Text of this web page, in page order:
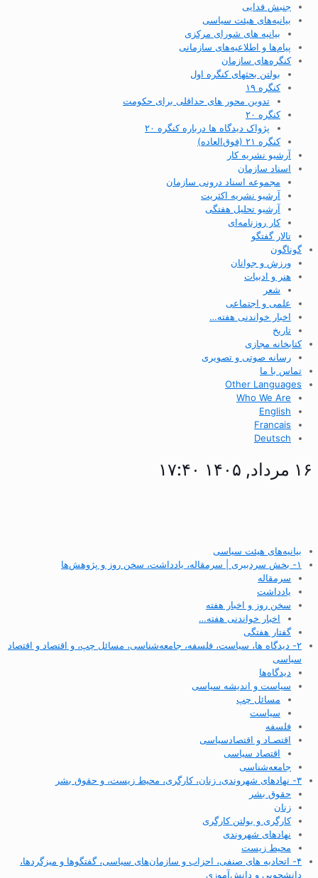
جنبش فدایی
بیانیه‌های هیئت سیاسی
بیانیه های شورای مرکزی
پیام‌ها و اطلاعیه‌های سازمانی
کنگره‌های سازمان
بولتن بحثهای کنگره اول
کنگره ۱۹
تدوین محور های حداقلی برای حکومت
کنگره ۲۰
پژواک دیدگاه ها درباره کنگره ۲۰
کنگره ۲۱ (فوق‌العاده)
آرشیو نشریه کار
اسناد سازمان
مجموعه اسناد درونی سازمان
آرشیو نشریه اکثریت
آرشیو تحلیل هفتگی
کار روزنامه‌ای
تالار گفتگو
گوناگون
ورزش و جوانان
هنر و ادبیات
شعر
علمی و اجتماعی
اخبار خواندنی هفته…
تاریخ
کتابخانه مجازی
رسانه صوتی و تصویری
تماس با ما
Other Languages
Who We Are
English
Francais
Deutsch
۱۶ مرداد, ۱۴۰۵ ۱۷:۴۰
بیانیه‌های هیئت سیاسی
۱- بخش سردبیری | سرمقاله، یادداشت، سخن روز و پژوهش‌ها
سرمقاله
یادداشت
سخن روز و اخبار هفته
اخبار خواندنی هفته…
گفتار هفتگی
۲- دیدگاه ها، سیاست، فلسفه، جامعه‌شناسی، مسائل چپ، و اقتصاد و اقتصاد
سیاسی
دیدگاه‌ها
سیاست و اندیشه سیاسی
مسائل چپ
سیاست
فلسفه
اقتصـاد و اقتصاد‌سیاسی
اقتصاد سیاسی
جامعه‌شناسی
۳- نهادهای شهروندی، زنان، کارگری، محیط زیست، و حقوق بشر
حقوق بشر
زنان
کارگری و بولتن کارگری
نهادهای شهروندی
محیط زیست
۴- اتحادیه های صنفی، احزاب و سازمان‌های سیاسی، گفتگوها و میزگردها،
دانشجویی و دانش‌آموزی